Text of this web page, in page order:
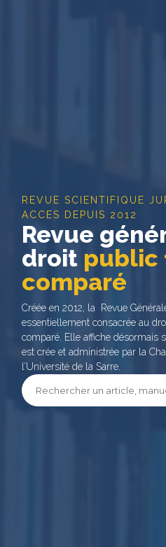
REVUE SCIENTIFIQUE
ACCES DEPUIS 2012
Revue
droit public
comparé
Créée en 2012, la Revue
essentiellement consacrée au
comparé. Elle affiche désormais
est crée et administrée par la
l’Université de la Sarre.